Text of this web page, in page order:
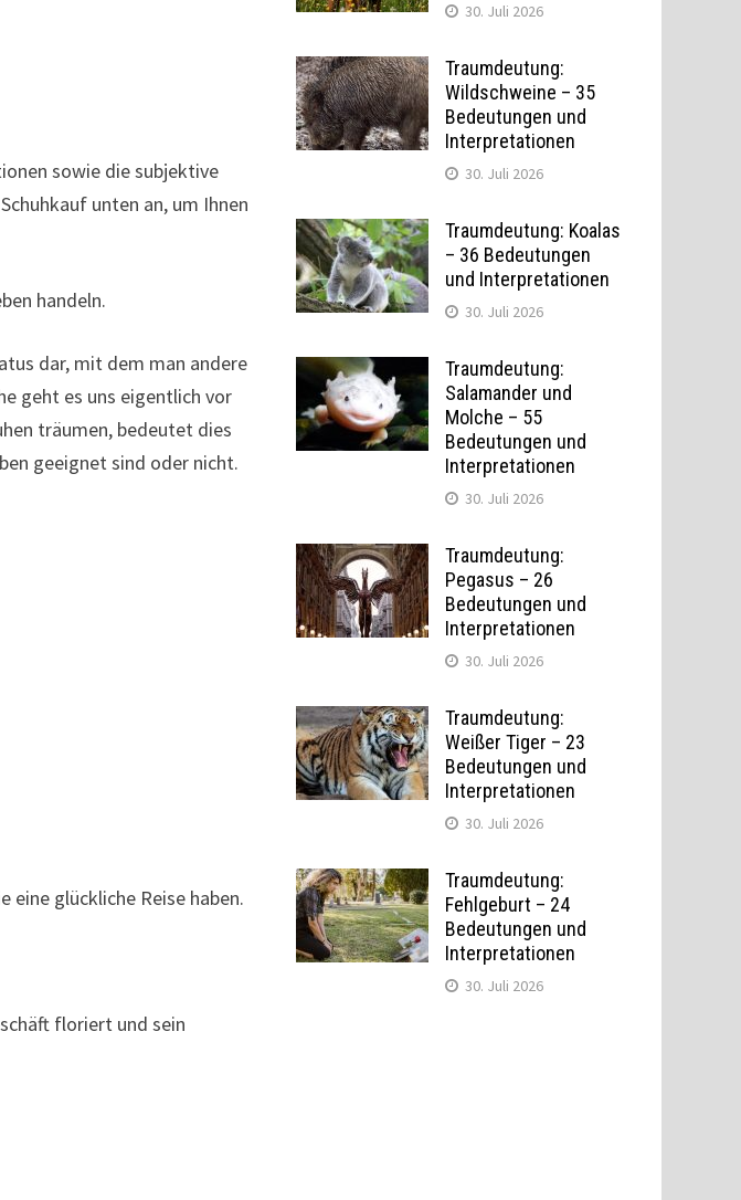
sowie die subjektive
unten an, um Ihnen
handeln.
dar, mit dem man andere
geht es uns eigentlich vor
träumen, bedeutet dies
geeignet sind oder nicht.
eine glückliche Reise haben.
floriert und sein
30. Juli 2026
Traumdeutung:
Wildschweine – 35
Bedeutungen und
Interpretationen
30. Juli 2026
Traumdeutung: Koalas
– 36 Bedeutungen
und Interpretationen
30. Juli 2026
Traumdeutung:
Salamander und
Molche – 55
Bedeutungen und
Interpretationen
30. Juli 2026
Traumdeutung:
Pegasus – 26
Bedeutungen und
Interpretationen
30. Juli 2026
Traumdeutung:
Weißer Tiger – 23
Bedeutungen und
Interpretationen
30. Juli 2026
Traumdeutung:
Fehlgeburt – 24
Bedeutungen und
Interpretationen
30. Juli 2026